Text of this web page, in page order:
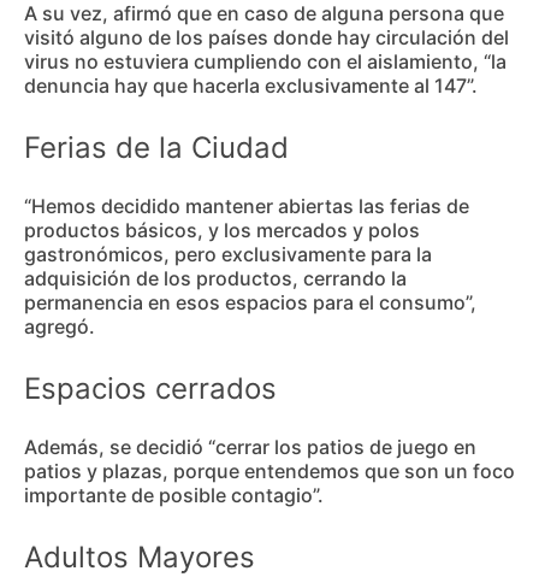
A su vez, afirmó que en caso de alguna persona que
visitó alguno de los países donde hay circulación del
virus no estuviera cumpliendo con el aislamiento, “la
denuncia hay que hacerla exclusivamente al 147”.
Ferias de la Ciudad
“Hemos decidido mantener abiertas las ferias de
productos básicos, y los mercados y polos
gastronómicos, pero exclusivamente para la
adquisición de los productos, cerrando la
permanencia en esos espacios para el consumo”,
agregó.
Espacios cerrados
Además, se decidió “cerrar los patios de juego en
patios y plazas, porque entendemos que son un foco
importante de posible contagio”.
Adultos Mayores